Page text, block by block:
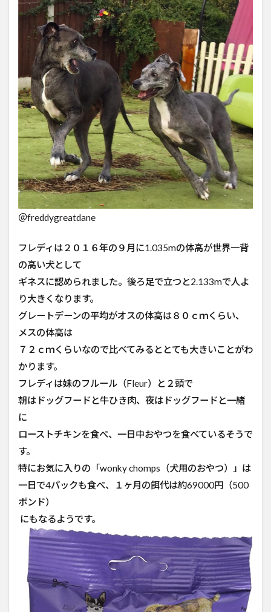
ディ
の
現
在
＠freddygreatdane
フレディは２０１６年の９月に1.035mの体高が世界一背
の高い犬として
ギネスに認められました。後ろ足で立つと2.133mで人よ
り大きくなります。
グレートデーンの平均がオスの体高は８０ｃｍくらい、
メスの体高は
７２ｃｍくらいなので比べてみるととても大きいことがわ
かります。
フレディは妹のフルール（Fleur）と２頭で
朝はドッグフードと牛ひき肉、夜はドッグフードと一緒
に
ローストチキンを食べ、一日中おやつを食べているそうで
す。
特にお気に入りの「wonky chomps（犬用のおやつ）」は
一日で4パックも食べ、１ヶ月の餌代は約69000円（500
ポンド）
にもなるようです。